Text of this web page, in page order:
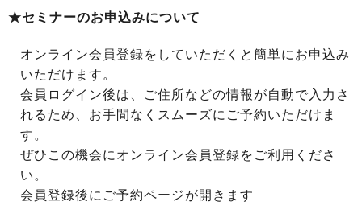
★セミナーのお申込みについて
オンライン会員登録をしていただくと簡単にお申込み
いただけます。
会員ログイン後は、ご住所などの情報が自動で入力さ
れるため、お手間なくスムーズにご予約いただけま
す。
ぜひこの機会にオンライン会員登録をご利用くださ
い。
会員登録後にご予約ページが開きます